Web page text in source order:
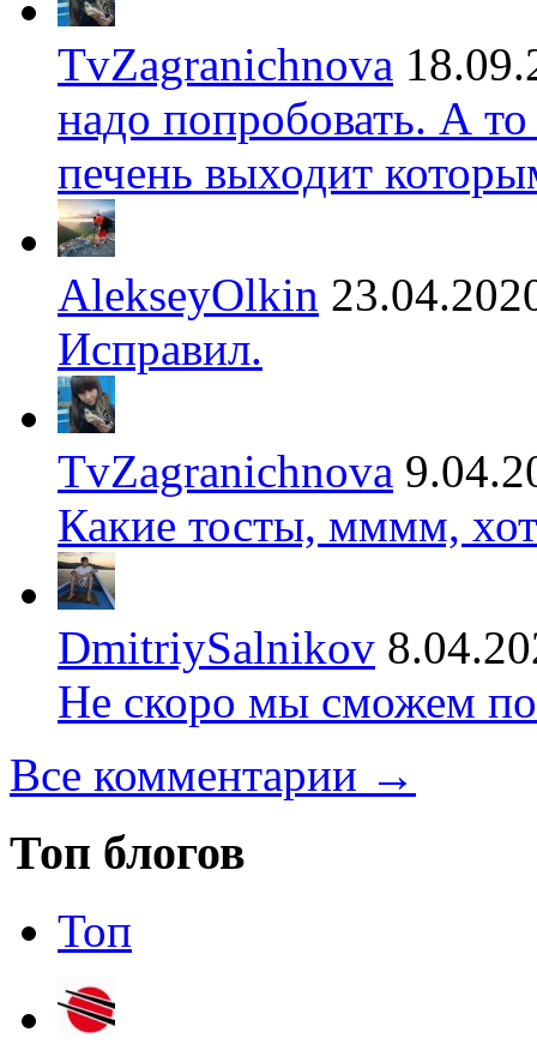
TvZagranichnova
надо попробовать. А
печень выходит
AlekseyOlkin
Исправил.
TvZagranichnova
Какие тосты, мммм,
DmitriySalnikov
Не скоро мы сможем
Все комментарии →
Топ блогов
Топ